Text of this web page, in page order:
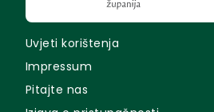
Uvjeti korištenja
Impressum
Pitajte nas